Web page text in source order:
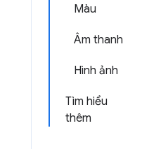
Màu
Âm thanh
Hình ảnh
Tìm hiểu
thêm